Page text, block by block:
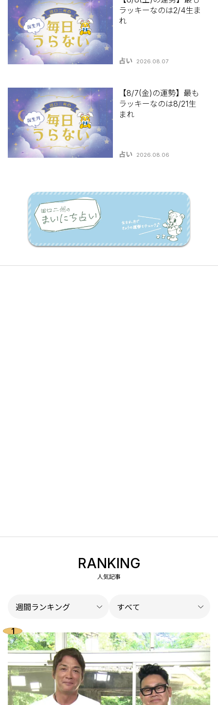
ラッキーなのは2/4生ま
れ
占い 2026.08.07
【8/7(金)の運勢】最も
ラッキーなのは8/21生
まれ
占い 2026.08.06
RANKING
人気記事